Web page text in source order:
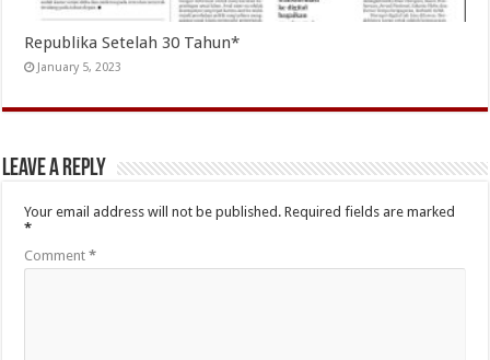
Republika Setelah 30 Tahun*
January 5, 2023
Leave a Reply
Your email address will not be published. Required fields are marked
*
Comment*